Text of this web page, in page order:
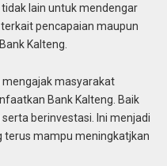
lain untuk mendengar
pencapaian maupun
Kalteng.
mengajak masyarakat
Bank Kalteng. Baik
berinvestasi. Ini menjadi
terus mampu meningkatjkan